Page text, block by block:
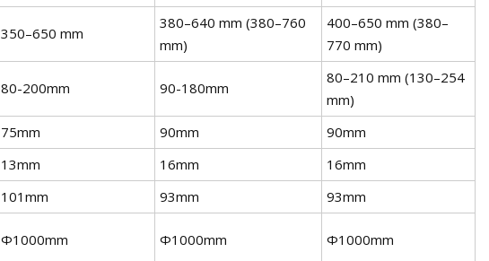
350–650 mm
380–640 mm (380–760
mm)
400–650 mm (380–
770 mm)
80-200mm 90-180mm
80–210 mm (130–254
mm)
75mm 90mm
90mm
13mm 16mm
16mm
101mm 93mm
93mm
Φ1000mm Φ1000mm Φ1000mm